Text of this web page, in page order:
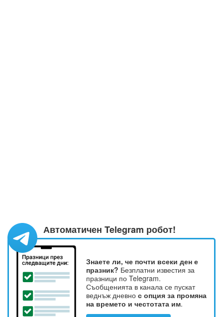
Автоматичен Telegram робот!
Знаете ли, че почти всеки ден е
празник? Безплатни известия за
празници по Telegram.
Съобщенията в канала се пускат
веднъж дневно с опция за промяна
на времето и честотата им.